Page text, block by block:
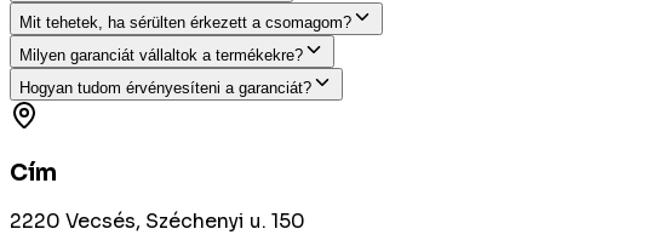
Mit tehetek, ha sérülten érkezett a csomagom?
Milyen garanciát vállaltok a termékekre?
Hogyan tudom érvényesíteni a garanciát?
Cím
2220 Vecsés, Széchenyi u. 150